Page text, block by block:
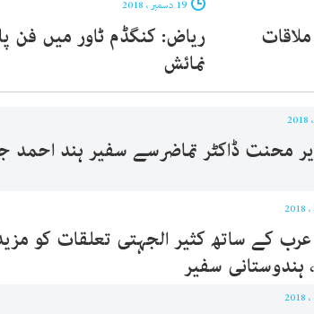
ریاض: کنگڈم ٹاور میں فن
نمائش
محنت ڈاکٹر تماضرسے سفیر ہند احمد
کے ساتھ کثیر الجہتی تعلقات کو
ہندوستانی سفیر